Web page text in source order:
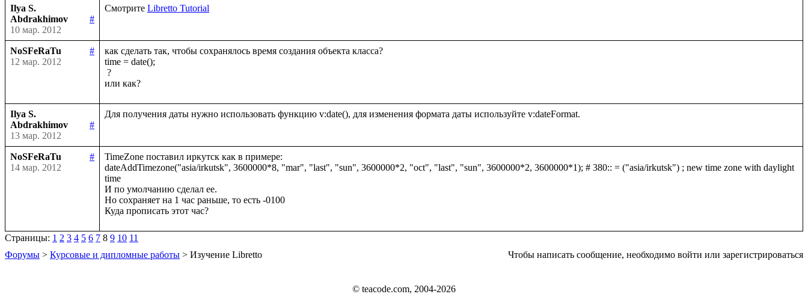
Ilya S.
Abdrakhimov
#
10 мар. 2012
Смотрите Libretto Tutorial
NoSFeRaTu
#
12 мар. 2012
как сделать так, чтобы сохранялось время создания объекта класса?
time = date();
Ilya S.
Abdrakhimov
#
13 мар. 2012
NoSFeRaTu
#
14 мар. 2012
TimeZone поставил иркутск как в примере:
dateAddTimezone("asia/irkutsk", 3600000*8, "mar", "last", "sun", 3600000*2, "oct", "last", "sun", 3600000*2, 3600000*1); # 380:: = ("asia/irkutsk") ; new time zone with daylight
time
И по умолчанию сделал ее.
Но сохраняет на 1 час раньше, то есть -0100
Страницы: 1 2 3 4 5 6 7 8 9 10 11
Форумы > Курсовые и дипломные работы > Изучение Libretto Чтобы написать сообщение, необходимо войти или зарегистрироваться
© teacode.com, 2004-2026